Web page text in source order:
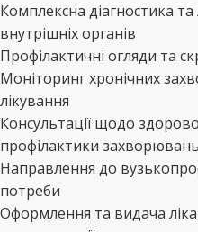
Комплексна діагностика
внутрішніх органів
Профілактичні огляди та
Моніторинг хронічних
лікування
Консультації щодо
профілактики захворювань
Направлення до
потреби
Оформлення та видача